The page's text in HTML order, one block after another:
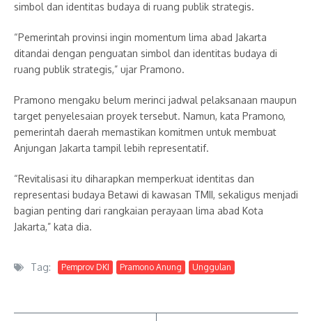
simbol dan identitas budaya di ruang publik strategis.
“Pemerintah provinsi ingin momentum lima abad Jakarta
ditandai dengan penguatan simbol dan identitas budaya di
ruang publik strategis,” ujar Pramono.
Pramono mengaku belum merinci jadwal pelaksanaan maupun
target penyelesaian proyek tersebut. Namun, kata Pramono,
pemerintah daerah memastikan komitmen untuk membuat
Anjungan Jakarta tampil lebih representatif.
“Revitalisasi itu diharapkan memperkuat identitas dan
representasi budaya Betawi di kawasan TMII, sekaligus menjadi
bagian penting dari rangkaian perayaan lima abad Kota
Jakarta,” kata dia.
Tag: Pemprov DKI Pramono Anung Unggulan